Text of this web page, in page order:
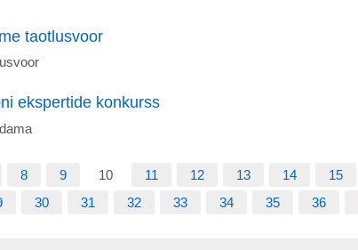
taotlusvoor
ekspertide konkurss
8 9 10 11 12 13 14 15
30 31 32 33 34 35 36